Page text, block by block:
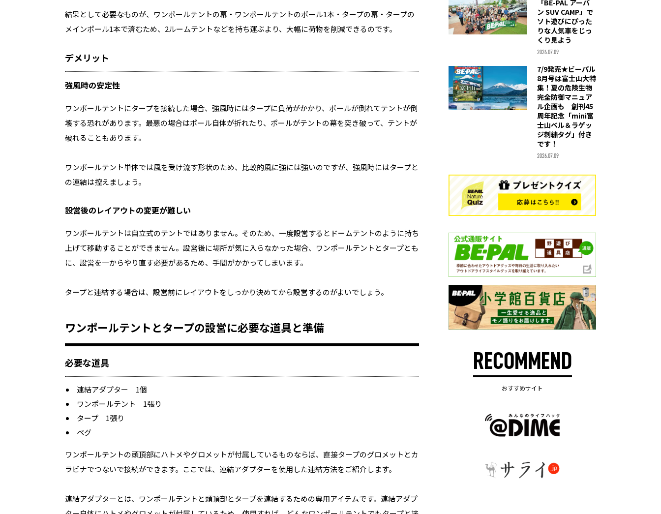
結果として必要なものが、ワンポールテントの幕・ワンポールテントのポール1本・タープの幕・タープの
メインポール1本で済むため、2ルームテントなどを持ち運ぶより、大幅に荷物を削減できるのです。
デメリット
強風時の安定性
ワンポールテントにタープを接続した場合、強風時にはタープに負荷がかかり、ポールが倒れてテントが倒
壊する恐れがあります。最悪の場合はポール自体が折れたり、ポールがテントの幕を突き破って、テントが
破れることもあります。
ワンポールテント単体では風を受け流す形状のため、比較的風に強には強いのですが、強風時にはタープと
の連結は控えましょう。
設営後のレイアウトの変更が難しい
ワンポールテントは自立式のテントではありません。そのため、一度設営するとドームテントのように持ち
上げて移動することができません。設営後に場所が気に入らなかった場合、ワンポールテントとタープとも
に、設営を一からやり直す必要があるため、手間がかかってしまいます。
タープと連結する場合は、設営前にレイアウトをしっかり決めてから設営するのがよいでしょう。
ワンポールテントとタープの設営に必要な道具と準備
必要な道具
連結アダプター 1個
ワンポールテント 1張り
タープ 1張り
ペグ
ワンポールテントの頭頂部にハトメやグロメットが付属しているものならば、直接タープのグロメットとカ
ラビナでつないで接続ができます。ここでは、連結アダプターを使用した連結方法をご紹介します。
連結アダプターとは、ワンポールテントと頭頂部とタープを連結するための専用アイテムです。連結アダプ
「BE-PAL アーバ
ン SUV CAMP」で
ソト遊びにぴった
りな人気車をじっ
くり見よう
2026.07.09
7/9発売★ビーパル
8月号は富士山大特
集！夏の危険生物
完全防御マニュア
ル企画も 創刊45
周年記念「mini富
士山ベル＆ラゲッ
ジ刺繍タグ」付き
です！
2026.07.09
RECOMMEND
おすすめサイト